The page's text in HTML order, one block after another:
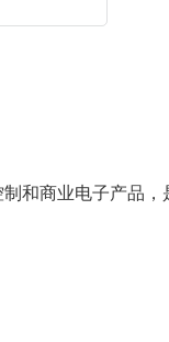
和商业电子产品